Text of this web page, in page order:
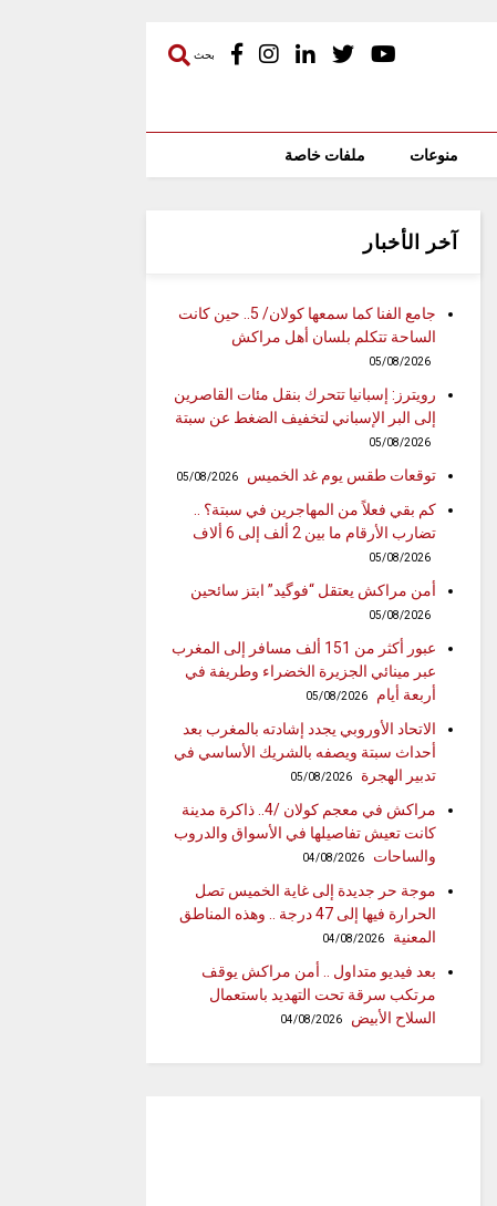
بحث
منوعات ملفات خاصة
آخر الأخبار
جامع الفنا كما سمعها كولان/ 5.. حين كانت
الساحة تتكلم بلسان أهل مراكش
05/08/2026
رويترز: إسبانيا تتحرك بنقل مئات القاصرين
إلى البر الإسباني لتخفيف الضغط عن سبتة
05/08/2026
توقعات طقس يوم غد الخميس 05/08/2026
كم بقي فعلاً من المهاجرين في سبتة؟ ..
تضارب الأرقام ما بين 2 ألف إلى 6 ألاف
05/08/2026
أمن مراكش يعتقل “فوگيد” ابتز سائحين
05/08/2026
عبور أكثر من 151 ألف مسافر إلى المغرب
عبر مينائي الجزيرة الخضراء وطريفة في
أربعة أيام
05/08/2026
الاتحاد الأوروبي يجدد إشادته بالمغرب بعد
أحداث سبتة ويصفه بالشريك الأساسي في
تدبير الهجرة
05/08/2026
مراكش في معجم كولان /4.. ذاكرة مدينة
كانت تعيش تفاصيلها في الأسواق والدروب
والساحات
04/08/2026
موجة حر جديدة إلى غاية الخميس تصل
الحرارة فيها إلى 47 درجة .. وهذه المناطق
المعنية
04/08/2026
بعد فيديو متداول .. أمن مراكش يوقف
مرتكب سرقة تحت التهديد باستعمال
السلاح الأبيض
04/08/2026